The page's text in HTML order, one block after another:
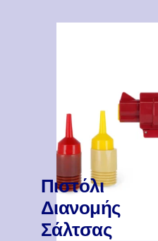
Πιστόλι
Διανομής
Σάλτσας